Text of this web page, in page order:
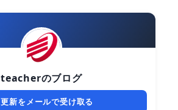
teacherのブログ
更新をメールで受け取る